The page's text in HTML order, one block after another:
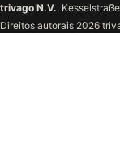
trivago N.V.,
Direitos autorais 2026